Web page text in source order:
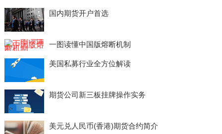
国内期货开户首选
一图读懂中国版熔断机制
美国私募行业全方位解读
期货公司新三板挂牌操作实务
美元兑人民币(香港)期货合约简介